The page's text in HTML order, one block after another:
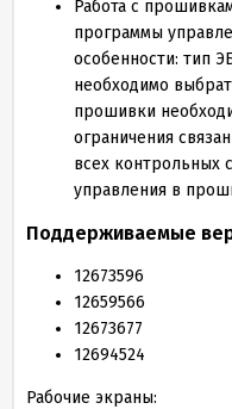
Работа с
программы
особенности: тип
необходимо
прошивки
ограничения
всех контрольных
управления в
Поддерживаемые
12673596
12659566
12673677
12694524
Рабочие экраны: